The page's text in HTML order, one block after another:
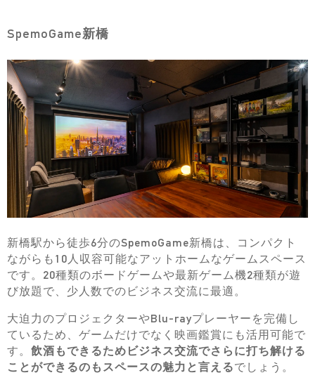
SpemoGame新橋
新橋駅から徒歩6分のSpemoGame新橋は、コンパクト
ながらも10人収容可能なアットホームなゲームスペース
です。20種類のボードゲームや最新ゲーム機2種類が遊
び放題で、少人数でのビジネス交流に最適。
大迫力のプロジェクターやBlu-rayプレーヤーを完備し
ているため、ゲームだけでなく映画鑑賞にも活用可能で
す。 飲酒もできるためビジネス交流でさらに打ち解ける
ことができるのもスペースの魅力と言えるでしょう。